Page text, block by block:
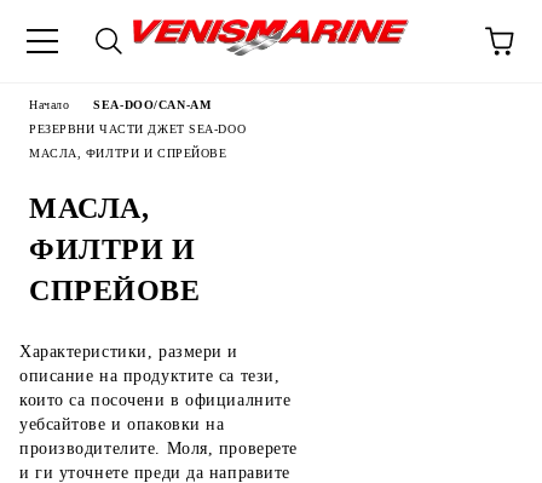
Начало
SEA-DOO/CAN-AM
РЕЗЕРВНИ ЧАСТИ ДЖЕТ SEA-DOO
МАСЛА, ФИЛТРИ И СПРЕЙОВЕ
МАСЛА,
ФИЛТРИ И
СПРЕЙОВЕ
Характеристики, размери и
описание на продуктите са тези,
които са посочени в официалните
уебсайтове и опаковки на
производителите. Моля, проверете
и ги уточнете преди да направите